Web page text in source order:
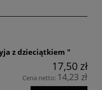
z dzieciątkiem "
17,50 zł
Cena netto: 14,23 zł